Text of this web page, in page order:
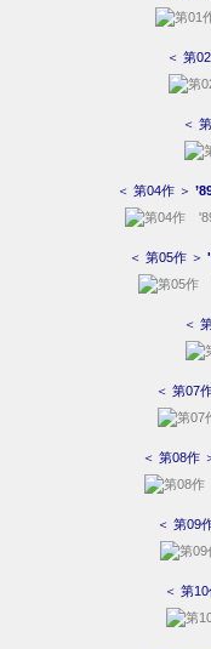
＜ 第
＜
＜ 第04作 ＞
＜ 第05作 ＞
＜
＜ 第07
＜ 第08作
＜ 第09
＜ 第10